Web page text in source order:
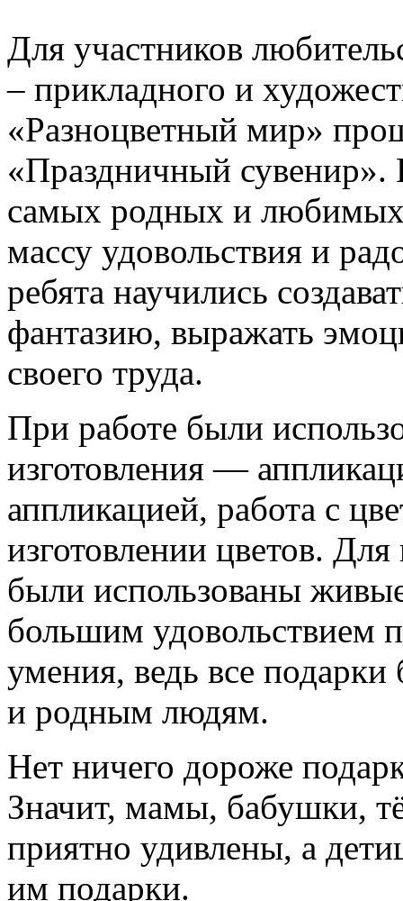
Для участников
– прикладного и
«Разноцветный мир»
«Праздничный сувенир».
самых родных и любимых
массу удовольствия и
ребята научились
фантазию, выражать
своего труда.
При работе были
изготовления —
аппликацией, работа с
изготовлении цветов.
были использованы
большим удовольствием
умения, ведь все
и родным людям.
Нет ничего дороже
Значит, мамы, бабушки,
приятно удивлены, а
им подарки.